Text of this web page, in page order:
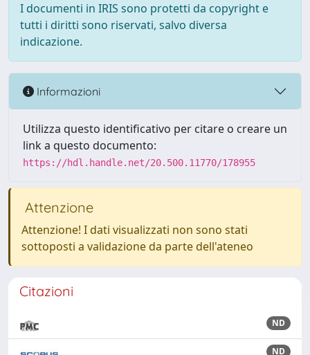
I documenti in IRIS sono protetti da copyright e
tutti i diritti sono riservati, salvo diversa
indicazione.
Informazioni
Utilizza questo identificativo per citare o creare un
link a questo documento:
https://hdl.handle.net/20.500.11770/178955
Attenzione
Attenzione! I dati visualizzati non sono stati
sottoposti a validazione da parte dell'ateneo
Citazioni
ND
ND